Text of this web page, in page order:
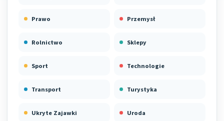
Prawo Przemysł
Rolnictwo Sklepy
Sport Technologie
Transport Turystyka
Ukryte Zajawki Uroda